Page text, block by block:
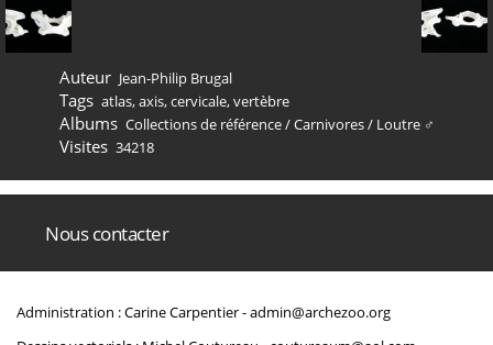
Auteur Jean-Philip Brugal
Tags atlas,axis,cervicale,vertèbre
Albums Collections de référence/Carnivores/ Loutre ♂
Visites 34218
Nous contacter
Administration : Carine Carpentier -admin@archezoo.org